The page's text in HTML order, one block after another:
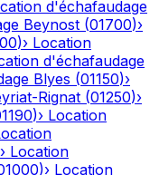
d'échafaudage
Beynost (01700)›
)› Location
d'échafaudage
Blyes (01150)›
Rignat (01250)›
)› Location
› Location
)› Location